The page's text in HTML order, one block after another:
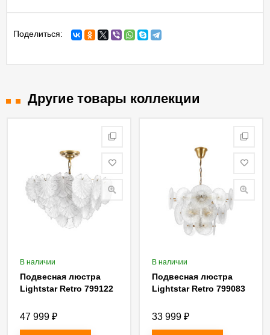
Поделиться:
Другие товары коллекции
В наличии
Подвесная люстра
Lightstar Retro 799122
47 999 ₽
В наличии
Подвесная люстра
Lightstar Retro 799083
33 999 ₽